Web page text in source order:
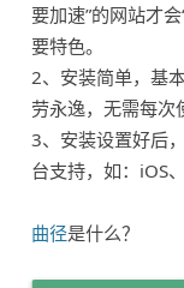
要加速”的网站才
要特色。
2、安装简单，基
劳永逸，无需每次
3、安装设置好后
台支持，如：iOS
曲径是什么？